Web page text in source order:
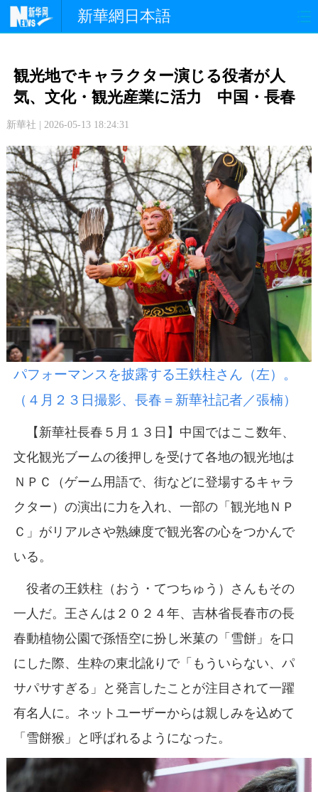
新華網日本語
文 化 観 光 スポーツ
中日交流
写 真
観光地でキャラクター演じる役者が人
気、文化・観光産業に活力 中国・長春
新華社 | 2026-05-13 18:24:31
パフォーマンスを披露する王鉄柱さん（左）。
（４月２３日撮影、長春＝新華社記者／張楠）
【新華社長春５月１３日】中国ではここ数年、
文化観光ブームの後押しを受けて各地の観光地は
ＮＰＣ（ゲーム用語で、街などに登場するキャラ
クター）の演出に力を入れ、一部の「観光地ＮＰ
Ｃ」がリアルさや熟練度で観光客の心をつかんで
いる。
役者の王鉄柱（おう・てつちゅう）さんもその
一人だ。王さんは２０２４年、吉林省長春市の長
春動植物公園で孫悟空に扮し米菓の「雪餅」を口
にした際、生粋の東北訛りで「もういらない、パ
サパサすぎる」と発言したことが注目されて一躍
有名人に。ネットユーザーからは親しみを込めて
「雪餅猴」と呼ばれるようになった。